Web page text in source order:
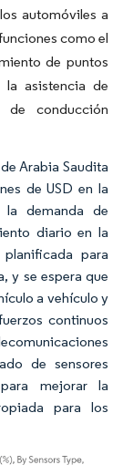
automóviles a
como el
de puntos
asistencia de
de conducción
Arabia Saudita
de USD en la
demanda de
diario en la
para
y se espera que
a vehículo y
continuos
de sensores
mejorar la
para los